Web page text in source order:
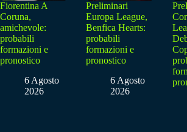
Fiorentina A
Coruna,
amichevole:
probabili
formazioni e
pronostico
6 Agosto
2026
Preliminari
Europa League,
Benfica Hearts:
probabili
formazioni e
pronostico
6 Agosto
2026